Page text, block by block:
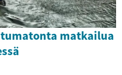
matkailua